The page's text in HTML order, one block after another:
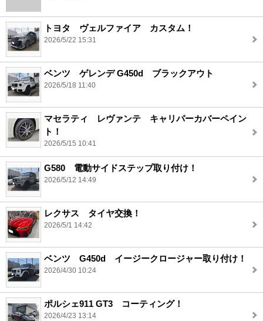
トヨタ ヴェルファイア カスタム！
2026/5/22 15:31
ベンツ ゲレンデ G450d ブラックアウト
2026/5/18 11:40
マセラティ レヴァンテ キャリパーカバーペイン
ト！
2026/5/15 10:41
G580 電動サイドステップ取り付け！
2026/5/12 14:49
レクサス タイヤ交換！
2026/5/1 14:42
ベンツ G450d イージークロージャー取り付け！
2026/4/30 10:24
ポルシェ911 GT3 コーティング！
2026/4/23 13:14